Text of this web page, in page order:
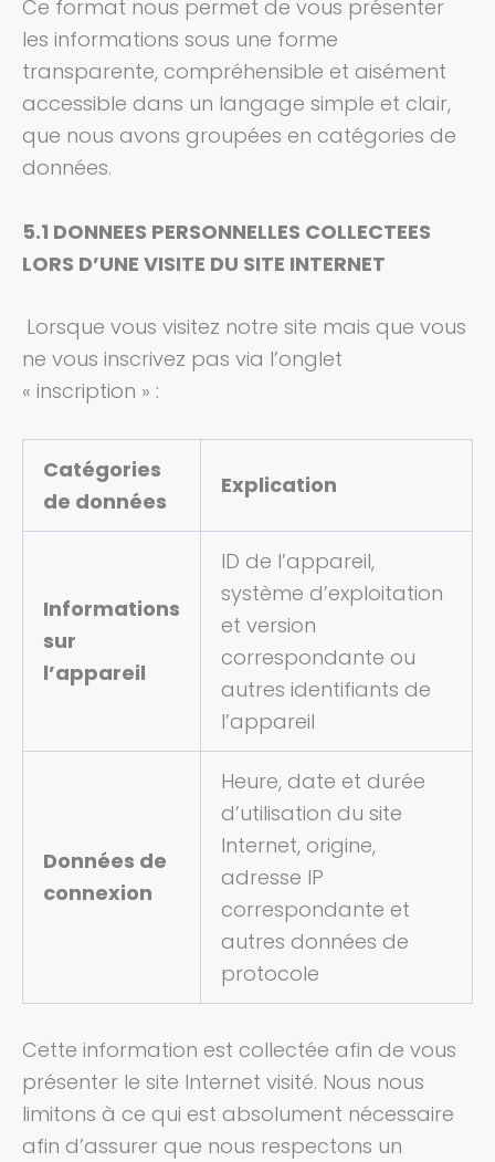
Ce format nous permet de vous présenter
les informations sous une forme
transparente, compréhensible et aisément
accessible dans un langage simple et clair,
que nous avons groupées en catégories de
données.
5.1 DONNEES PERSONNELLES COLLECTEES
LORS D’UNE VISITE DU SITE INTERNET
Lorsque vous visitez notre site mais que vous
ne vous inscrivez pas via l’onglet
« inscription » :
Catégories
de données
Explication
Informations
sur
l’appareil
ID de l’appareil,
système d’exploitation
et version
correspondante ou
autres identifiants de
l’appareil
Données de
connexion
Heure, date et durée
d’utilisation du site
Internet, origine,
adresse IP
correspondante et
autres données de
protocole
Cette information est collectée afin de vous
présenter le site Internet visité. Nous nous
limitons à ce qui est absolument nécessaire
afin d’assurer que nous respectons un